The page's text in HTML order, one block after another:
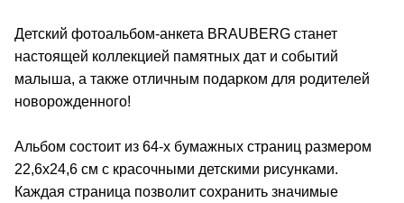
Детский фотоальбом-анкета BRAUBERG станет
настоящей коллекцией памятных дат и событий
малыша, а также отличным подарком для родителей
новорожденного!
Альбом состоит из 64-х бумажных страниц размером
22,6х24,6 см с красочными детскими рисунками.
Каждая страница позволит сохранить значимые